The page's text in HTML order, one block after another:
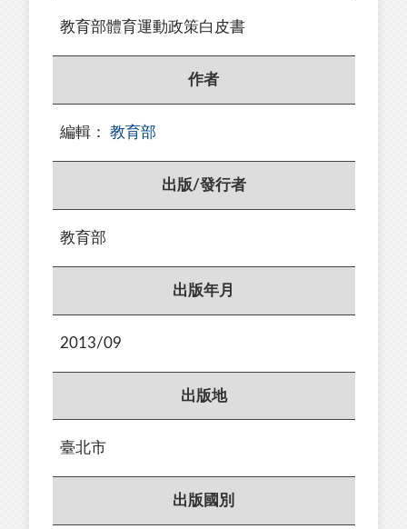
教育部體育運動政策白皮書
作者
編輯： 教育部
出版/發行者
教育部
出版年月
2013/09
出版地
臺北市
出版國別